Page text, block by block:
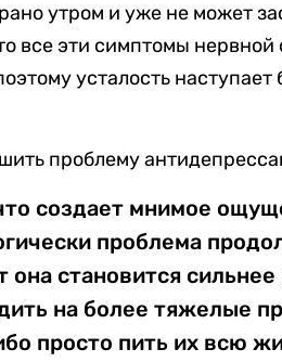
утром и уже не может
все эти симптомы нервной
усталость
проблему
создает мнимое
проблема
становится
на более тяжелые
просто пить их всю